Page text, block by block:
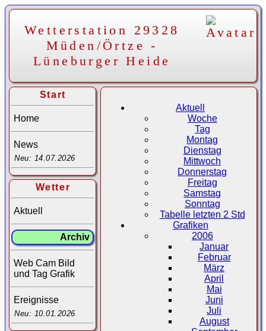
Wetterstation 29328
Müden/Örtze -
Lüneburger Heide
Start
Home
News
Neu: 14.07.2026
Wetter
Aktuell
Archiv
Web Cam Bild
und Tag Grafik
Ereignisse
Neu: 10.01.2026
Aktuell
Woche
Tag
Montag
Dienstag
Mittwoch
Donnerstag
Freitag
Samstag
Sonntag
Tabelle letzten 2 Std
Grafiken
2006
Januar
Februar
März
April
Mai
Juni
Juli
August